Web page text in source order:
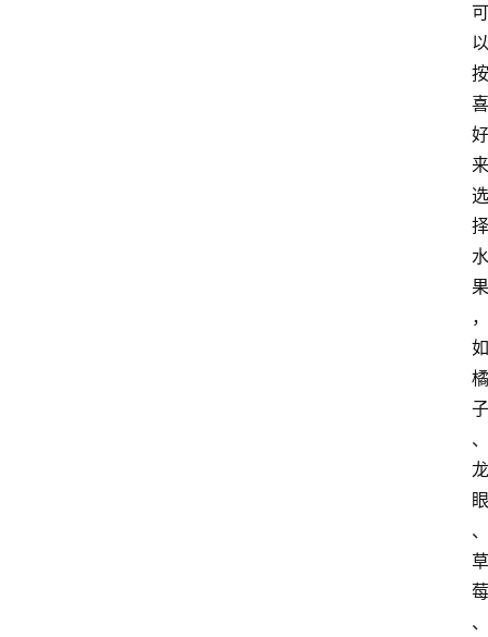
可
以
按
喜
好
来
选
择
水
果
，
如
橘
子
、
龙
眼
、
草
莓
、